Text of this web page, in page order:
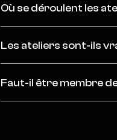
Où se déroulent les
Les ateliers sont-ils
Faut-il être membre